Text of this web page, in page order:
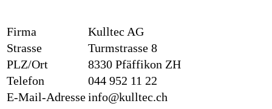
Firma
Kulltec AG
Strasse
Turmstrasse 8
PLZ/Ort
8330 Pfäffikon ZH
Telefon
044 952 11 22
E-Mail-Adresseinfo@kulltec.ch